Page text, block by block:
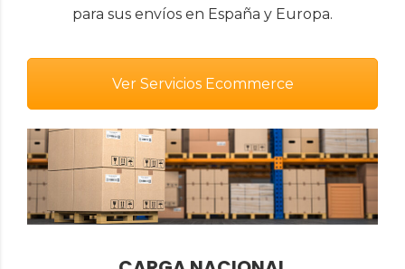
para sus envíos en España y Europa.
Ver Servicios Ecommerce